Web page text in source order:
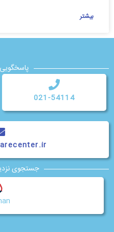
بیشتر
پاسخگویی 24
021-54114
جستجوی